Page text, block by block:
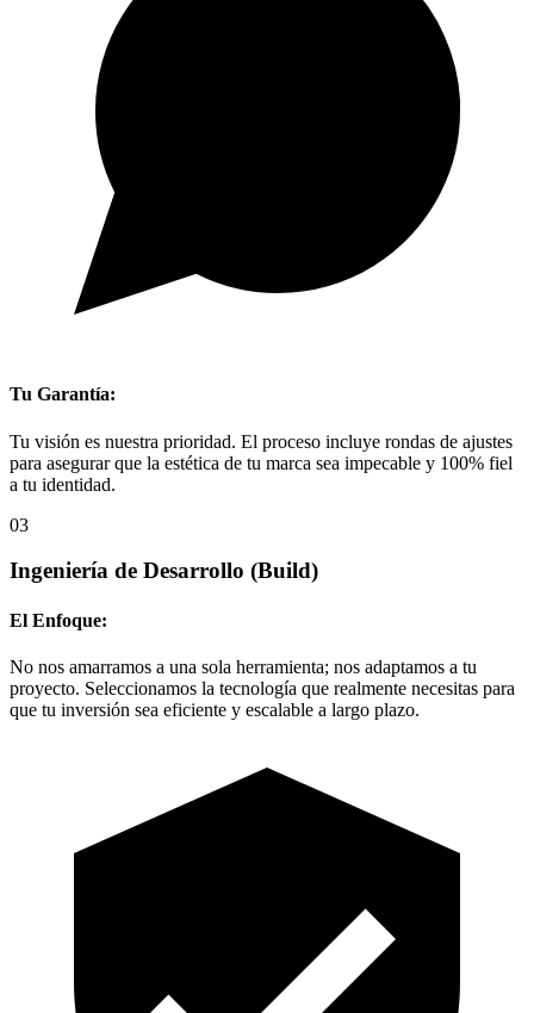
Tu Garantía:
Tu visión es nuestra prioridad. El proceso incluye rondas de ajustes
para asegurar que la estética de tu marca sea impecable y 100% fiel
a tu identidad.
03
Ingeniería de Desarrollo (Build)
El Enfoque:
No nos amarramos a una sola herramienta; nos adaptamos a tu
proyecto. Seleccionamos la tecnología que realmente necesitas para
que tu inversión sea eficiente y escalable a largo plazo.